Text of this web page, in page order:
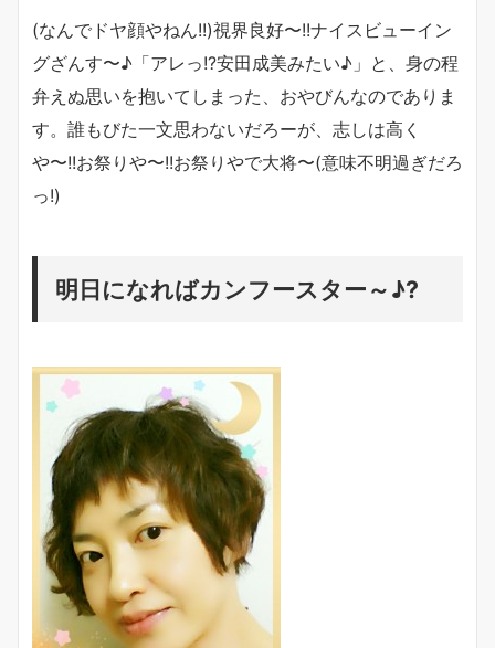
(なんでドヤ顔やねん!!)視界良好〜!!ナイスビューイン
グざんす〜♪「アレっ!?安田成美みたい♪」と、身の程
弁えぬ思いを抱いてしまった、おやびんなのでありま
す。誰もびた一文思わないだろーが、志しは高く
や〜!!お祭りや〜!!お祭りやで大将〜(意味不明過ぎだろ
っ!)
明日になればカンフースター～♪?